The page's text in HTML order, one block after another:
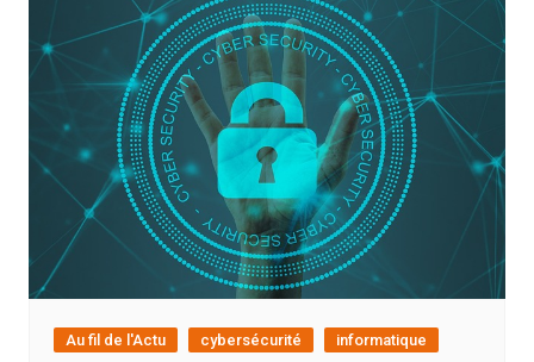
Au fil de l'Actu cybersécurité informatique